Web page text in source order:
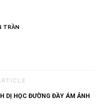
TRẦN
DỊ HỌC ĐƯỜNG ĐẦY ÁM ẢNH